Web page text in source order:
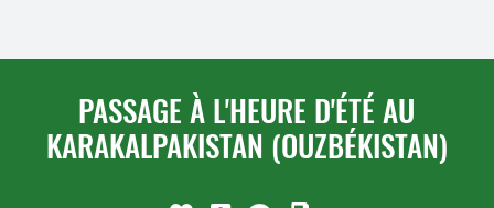
PASSAGE À L'HEURE D'ÉTÉ AU
KARAKALPAKISTAN (OUZBÉKISTAN)